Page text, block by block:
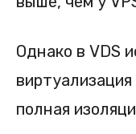
Однако в VDS
полная